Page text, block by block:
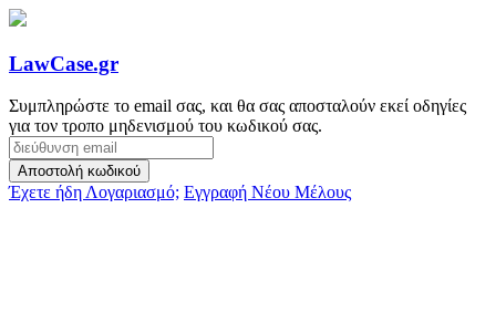
LawCase.gr
Συμπληρώστε το email σας, και θα σας αποσταλούν εκεί οδηγίες
για τον τροπο μηδενισμού του κωδικού σας.
Έχετε ήδη Λογαριασμό; Εγγραφή Νέου Μέλους